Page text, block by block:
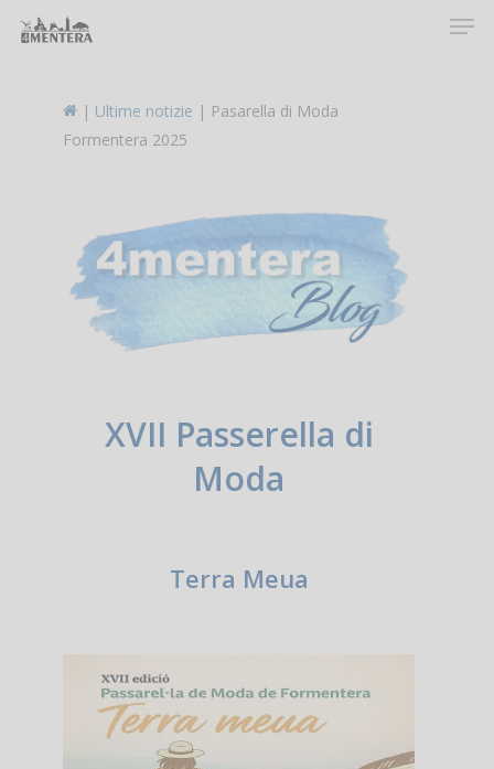
| Ultime notizie | Pasarella di Moda
Formentera 2025
XVII Passerella di
Moda
Terra Meua